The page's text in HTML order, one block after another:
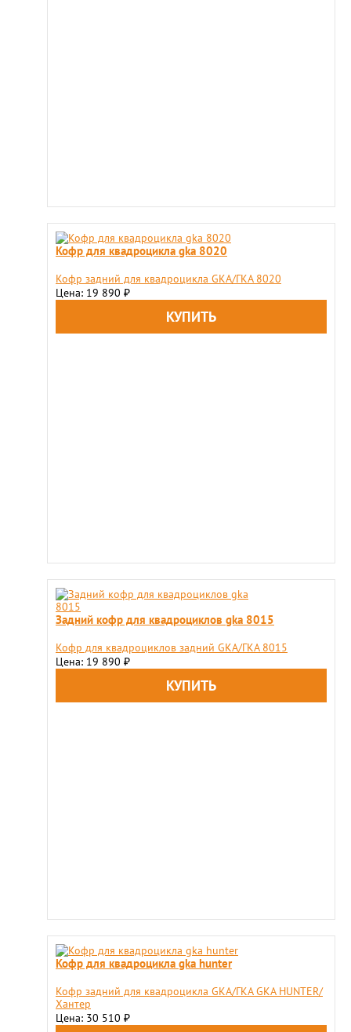
Кофр для квадроцикла gka 8020
Кофр задний для квадроцикла GKA/ГКА 8020
Цена: 19 890 ₽
Задний кофр для квадроциклов gka 8015
Кофр для квадроциклов задний GKA/ГКА 8015
Цена: 19 890 ₽
Кофр для квадроцикла gka hunter
Кофр задний для квадроцикла GKA/ГКА GKA HUNTER/
Хантер
Цена: 30 510 ₽